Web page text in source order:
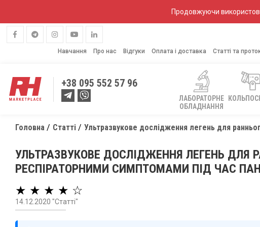
Продовжуючи
Навчання Про нас Відгуки Оплата і доставка Статті та
+38 095 552 57 96
ЛАБОРАТОРНЕ
ОБЛАДНАННЯ
Головна Статті Ультразвукове дослідження легень для
УЛЬТРАЗВУКОВЕ ДОСЛІДЖЕННЯ ЛЕГЕНЬ ДЛЯ
РЕСПІРАТОРНИМИ СИМПТОМАМИ ПІД ЧАС
★ ★ ★ ★ ☆
14.12.2020 "Статті"